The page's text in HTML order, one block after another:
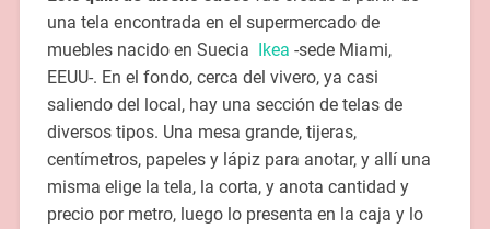
una tela encontrada en el supermercado de
muebles nacido en Suecia Ikea -sede Miami,
EEUU-. En el fondo, cerca del vivero, ya casi
saliendo del local, hay una sección de telas de
diversos tipos. Una mesa grande, tijeras,
centímetros, papeles y lápiz para anotar, y allí una
misma elige la tela, la corta, y anota cantidad y
precio por metro, luego lo presenta en la caja y lo